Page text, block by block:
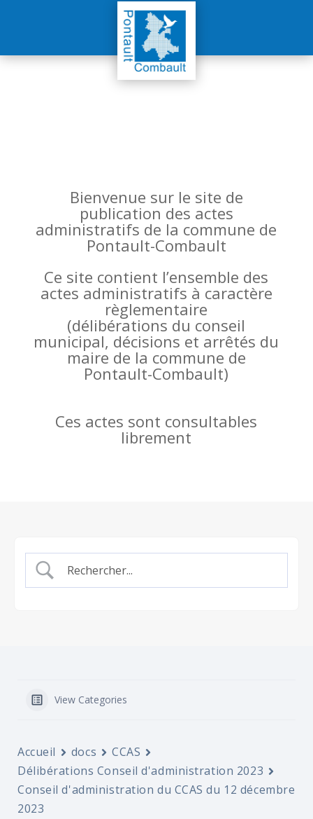
Bienvenue sur le site de
publication des actes
administratifs de la commune de
Pontault-Combault
Ce site contient l’ensemble des
actes administratifs à caractère
règlementaire
(délibérations du conseil
municipal, décisions et arrêtés du
maire de la commune de
Pontault-Combault)
Ces actes sont consultables
librement
View Categories
Accueil docs
CCAS
Délibérations Conseil d'administration 2023
Conseil d'administration du CCAS du 12 décembre
2023